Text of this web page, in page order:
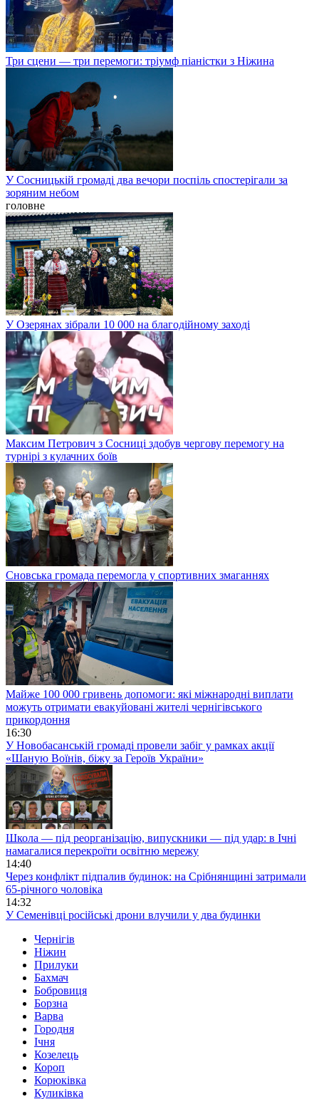
Три сцени — три перемоги: тріумф піаністки з Ніжина
У Сосницькій громаді два вечори поспіль спостерігали за
зоряним небом
головне
У Озерянах зібрали 10 000 на благодійному заході
Максим Петрович з Сосниці здобув чергову перемогу на
турнірі з кулачних боїв
Сновська громада перемогла у спортивних змаганнях
Майже 100 000 гривень допомоги: які міжнародні виплати
можуть отримати евакуйовані жителі чернігівського
прикордоння
16:30
У Новобасанській громаді провели забіг у рамках акції
«Шаную Воїнів, біжу за Героїв України»
Школа — під реорганізацію, випускники — під удар: в Ічні
намагалися перекроїти освітню мережу
14:40
Через конфлікт підпалив будинок: на Срібнянщині затримали
65-річного чоловіка
14:32
У Семенівці російські дрони влучили у два будинки
Чернігів
Ніжин
Прилуки
Бахмач
Бобровиця
Борзна
Варва
Городня
Ічня
Козелець
Короп
Корюківка
Куликівка